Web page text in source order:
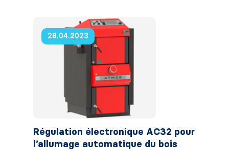
28.04.2023
Régulation électronique AC32 pour
l’allumage automatique du bois